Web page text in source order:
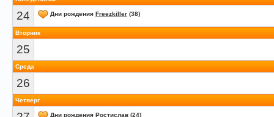
24 Дни рождения Freezkiller (38)
Вторник
25
Среда
26
Четверг
Дни рождения Ростислав (24)